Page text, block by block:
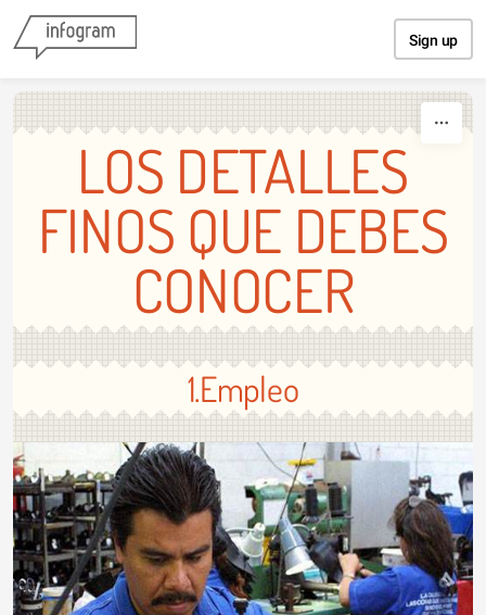
Sign up
LOS DETALLES
FINOS QUE DEBES
CONOCER
1.Empleo